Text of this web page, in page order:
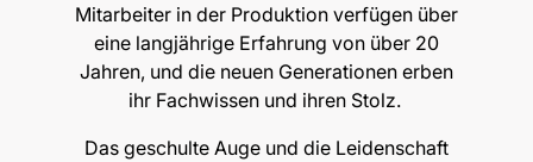
Mitarbeiter in der Produktion verfügen über
eine langjährige Erfahrung von über 20
Jahren, und die neuen Generationen erben
ihr Fachwissen und ihren Stolz.
Das geschulte Auge und die Leidenschaft